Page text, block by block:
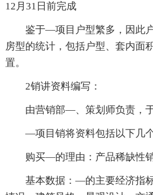
12月31日前完成
鉴于—项目户型繁多，因此
房型的统计，包括户型、套内面
置。
2销讲资料编写：
由营销部—、策划师负责，
—项目销将资料包括以下几
购买—的理由：产品稀缺性
基本数据：—的主要经济指